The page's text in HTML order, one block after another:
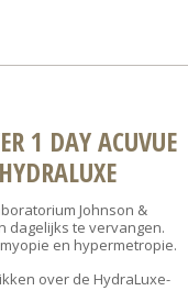
1 DAY ACUVUE
Johnson &
dagelijks te vervangen.
en hypermetropie.
over de HydraLuxe-